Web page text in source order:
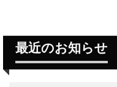
最近のお知らせ